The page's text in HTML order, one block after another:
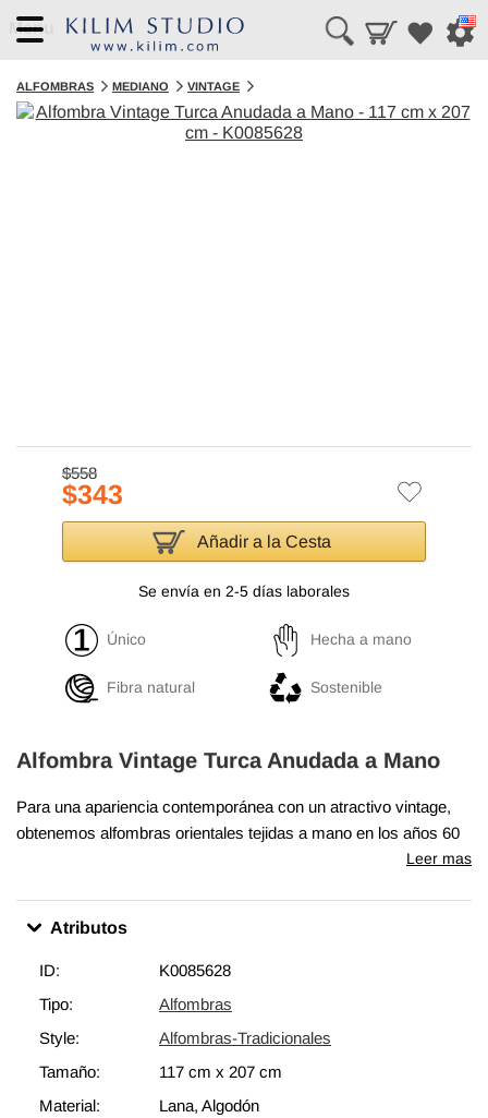
Menu
ALFOMBRAS MEDIANO VINTAGE
$558
$343
Añadir a la Cesta
Se envía en 2-5 días laborales
Único Hecha a mano
Fibra natural Sostenible
Alfombra Vintage Turca Anudada a Mano
Para una apariencia contemporánea con un atractivo vintage,
obtenemos alfombras orientales tejidas a mano en los años 60
y 70 en excelentes condiciones y recortamos cuidadosamente
Además de ser únicas y anudadas a mano, estas alfombras
hacen una decoración muy especial acerca de unir
largo del tiempo con un aspecto encantador que complementa
cualquier decoración moderna o bohemia. Eche un vistazo a
nuestro artículo Obtenga la Apariencia "Vivida" para obtener
más información sobre las alfombras vintage "envejecidas".
Leer mas
Atributos
ID:
K0085628
Tipo:
Alfombras
Style:
Alfombras-Tradicionales
Tamaño:
117 cm x 207 cm
Material:
Lana, Algodón